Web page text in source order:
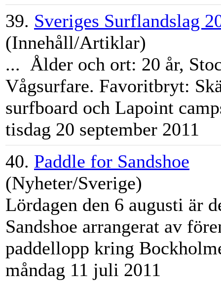
39. Sveriges Surflandslag
(Innehåll/Artiklar)
... Ålder och ort: 20 år,
Vågsurfare. Favoritbryt:
surfboard och Lapoint
tisdag 20 september 2011
40. Paddle for Sandshoe
(Nyheter/Sverige)
Lördagen den 6 augusti är
Sandshoe arrangerat av
paddellopp kring
måndag 11 juli 2011